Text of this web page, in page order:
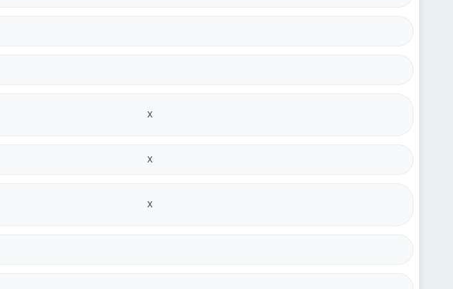
X
X
X